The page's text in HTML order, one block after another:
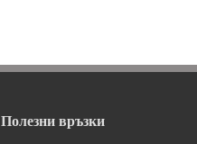
Полезни връзки